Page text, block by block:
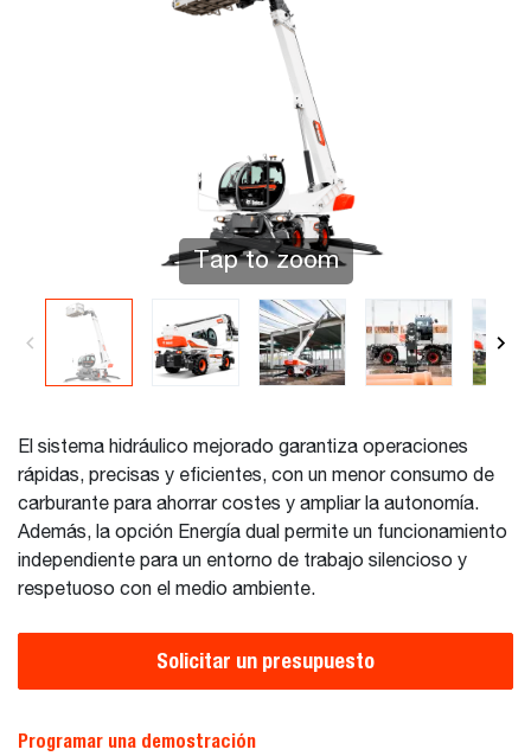
Tap to zoom
El sistema hidráulico mejorado garantiza operaciones
rápidas, precisas y eficientes, con un menor consumo de
carburante para ahorrar costes y ampliar la autonomía.
Además, la opción Energía dual permite un funcionamiento
independiente para un entorno de trabajo silencioso y
respetuoso con el medio ambiente.
Solicitar un presupuesto
Programar una demostración